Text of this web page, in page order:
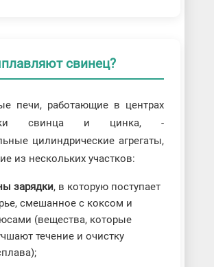
свинец?
печи, работающие в центрах
свинца и цинка, -
цилиндрические агрегаты,
из нескольких участков:
зарядки, в которую поступает
смешанное с коксом и
(вещества, которые
течение и очистку